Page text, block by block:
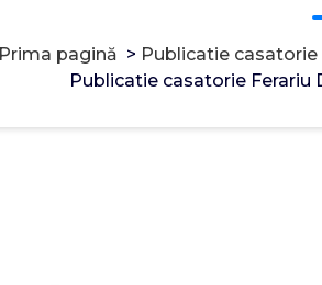
Prima pagină > Publicatie
Publicatie casatorie Ferariu